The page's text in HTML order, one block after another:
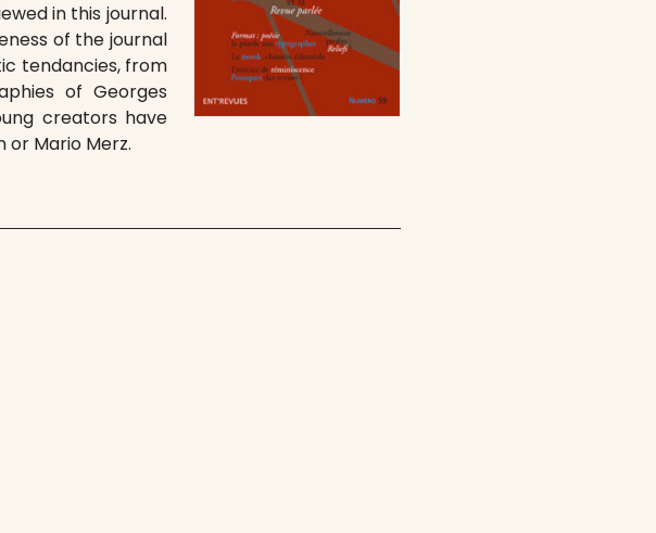
in this journal.
of the journal
tendancies, from
of Georges
creators have
or Mario Merz.